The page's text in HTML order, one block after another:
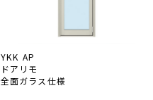
YKK AP
ドアリモ
全面ガラス仕様